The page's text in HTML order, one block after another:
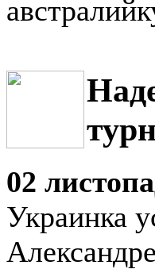
02
Украинка